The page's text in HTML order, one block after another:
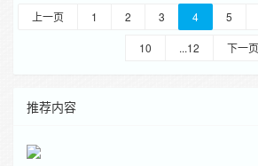
上一页 1 2 3 4 5
10 ...12 下一页
推荐内容